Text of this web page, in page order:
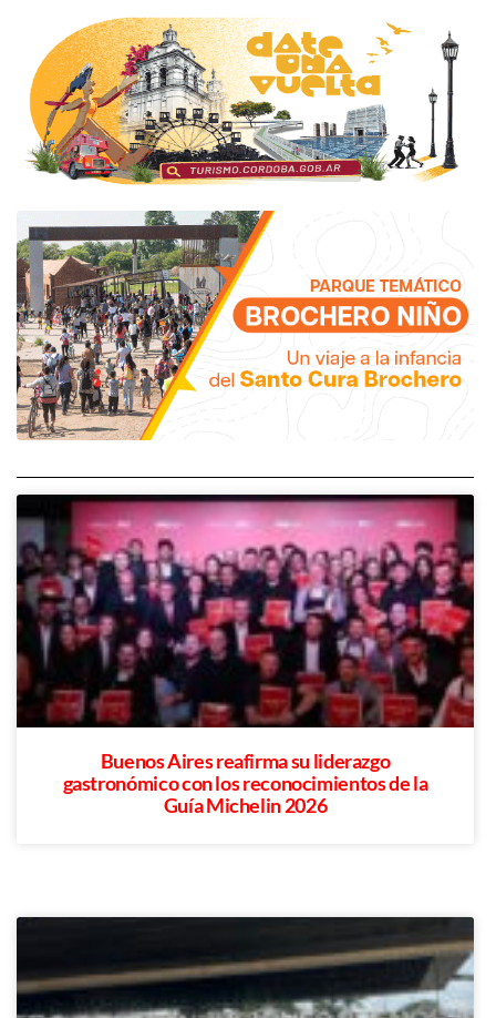
Buenos Aires reafirma su liderazgo
gastronómico con los reconocimientos de la
Guía Michelin 2026